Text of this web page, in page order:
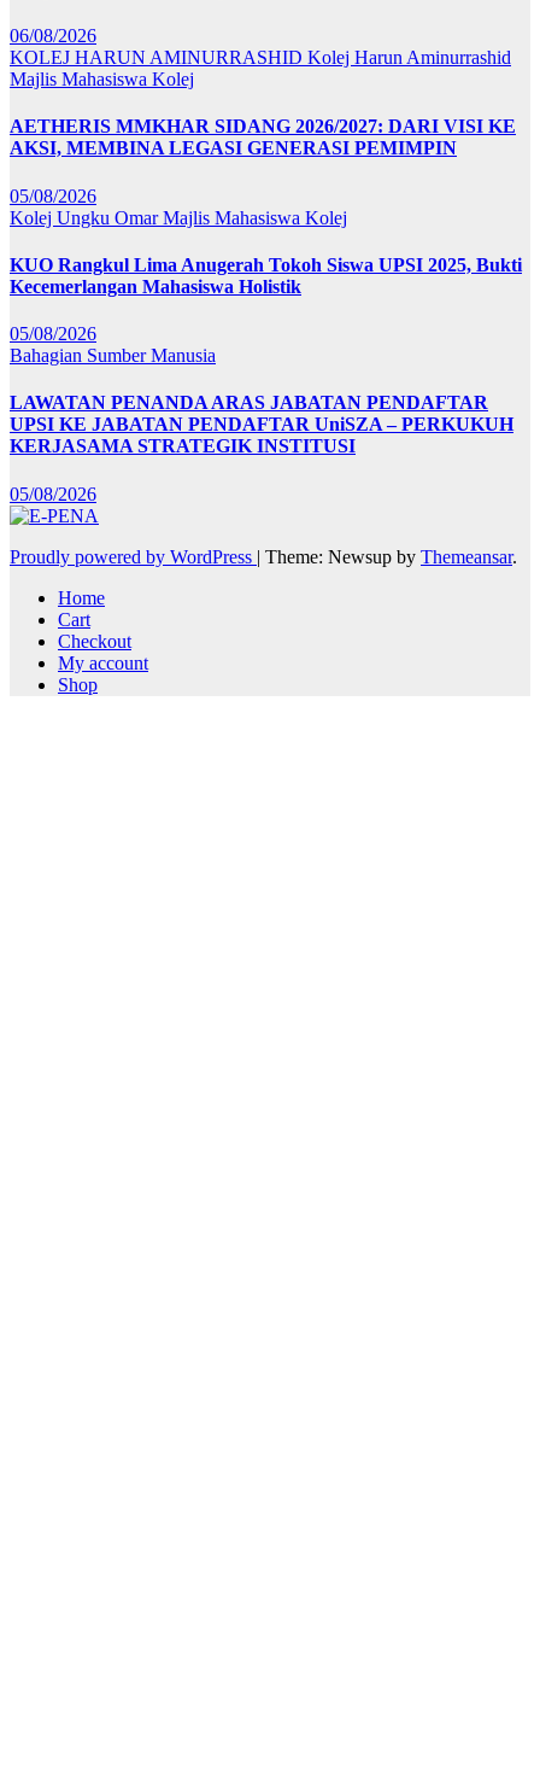
06/08/2026
KOLEJ HARUN AMINURRASHID Kolej Harun Aminurrashid
Majlis Mahasiswa Kolej
AETHERIS MMKHAR SIDANG 2026/2027: DARI VISI KE
AKSI, MEMBINA LEGASI GENERASI PEMIMPIN
05/08/2026
Kolej Ungku OmarMajlis Mahasiswa Kolej
KUO Rangkul Lima Anugerah Tokoh Siswa UPSI 2025, Bukti
Kecemerlangan Mahasiswa Holistik
05/08/2026
Bahagian Sumber Manusia
LAWATAN PENANDA ARAS JABATAN PENDAFTAR
UPSI KE JABATAN PENDAFTAR UniSZA – PERKUKUH
KERJASAMA STRATEGIK INSTITUSI
05/08/2026
Proudly powered by WordPress | Theme: Newsup by Themeansar.
Home
Cart
Checkout
My account
Shop